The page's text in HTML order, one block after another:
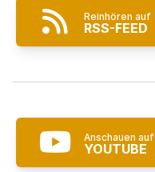
Reinhören auf
RSS-FEED
Anschauen auf
YOUTUBE